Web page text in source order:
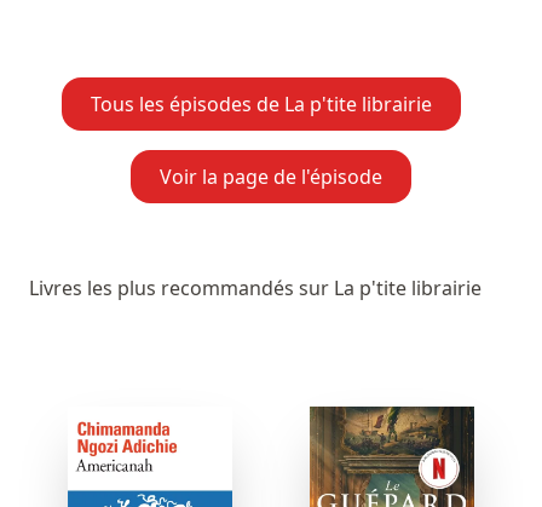
Tous les épisodes de La p'tite librairie
Voir la page de l'épisode
Livres les plus recommandés sur La p'tite librairie